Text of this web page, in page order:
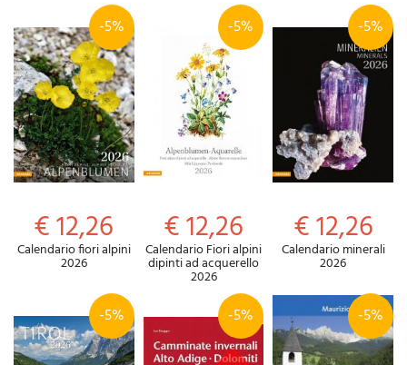
-5%
€ 12,26
Calendario fiori alpini
2026
-5%
€ 12,26
Calendario Fiori alpini
dipinti ad acquerello
2026
-5%
€ 12,26
Calendario minerali
2026
-5% -5% -5%